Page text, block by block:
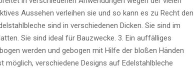
Aussehen verleihen sie und so kann es zu Recht den
sind in verschiedenen Dicken. Sie sind im
Sie sind ideal für Bauzwecke. 3. Ein auffälliges
werden und gebogen mit Hilfe der bloßen Händen
möglich, verschiedene Designs auf Edelstahlbleche